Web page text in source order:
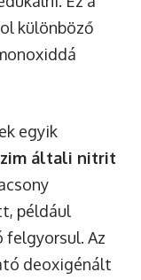
különböző
egyik
általi nitrit
például
felgyorsul. Az
deoxigénált